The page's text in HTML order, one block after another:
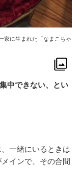
家に生まれた「なまこちゃ
中できない、とい
一緒にいるときは
インで、その合間